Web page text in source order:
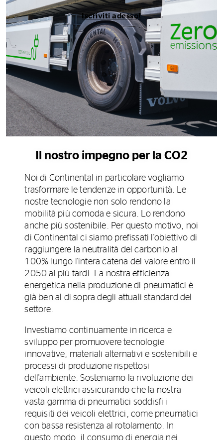
Iscriviti adesso!
Il nostro impegno per la CO2
Noi di Continental in particolare vogliamo
trasformare le tendenze in opportunità. Le
nostre tecnologie non solo rendono la
mobilità più comoda e sicura. Lo rendono
anche più sostenibile. Per questo motivo, noi
di Continental ci siamo prefissati l'obiettivo di
raggiungere la neutralità del carbonio al
100% lungo l'intera catena del valore entro il
2050 al più tardi. La nostra efficienza
energetica nella produzione di pneumatici è
già ben al di sopra degli attuali standard del
settore.
Investiamo continuamente in ricerca e
sviluppo per promuovere tecnologie
innovative, materiali alternativi e sostenibili e
processi di produzione rispettosi
dell'ambiente. Sosteniamo la rivoluzione dei
veicoli elettrici assicurando che la nostra
vasta gamma di pneumatici soddisfi i
requisiti dei veicoli elettrici, come pneumatici
con bassa resistenza al rotolamento. In
questo modo, il consumo di energia nei